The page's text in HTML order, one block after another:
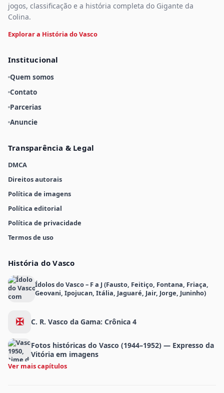
jogos, classificação e a história completa do Gigante da
Colina.
Explorar a História do Vasco
Institucional
Quem somos
Contato
Parcerias
Anuncie
Transparência & Legal
DMCA
Direitos autorais
Política de imagens
Política editorial
Política de privacidade
Termos de uso
História do Vasco
Ídolos do Vasco – F a J (Fausto, Feitiço, Fontana, Friaça,
Geovani, Ipojucan, Itália, Jaguaré, Jair, Jorge, Juninho)
✠ C. R. Vasco da Gama: Crônica 4
Fotos históricas do Vasco (1944–1952) — Expresso da
Vitória em imagens
Ver mais capítulos